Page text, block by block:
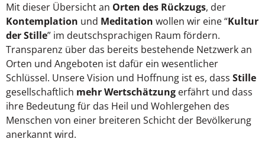
Mit dieser Übersicht an Orten des Rückzugs, der
Kontemplation und Meditation wollen wir eine “Kultur
der Stille” im deutschsprachigen Raum fördern.
Transparenz über das bereits bestehende Netzwerk an
Orten und Angeboten ist dafür ein wesentlicher
Schlüssel. Unsere Vision und Hoffnung ist es, dass Stille
gesellschaftlich mehr Wertschätzung erfährt und dass
ihre Bedeutung für das Heil und Wohlergehen des
Menschen von einer breiteren Schicht der Bevölkerung
anerkannt wird.